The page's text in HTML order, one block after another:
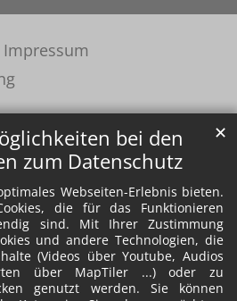
bei den
zum Datenschutz
Webseiten-Erlebnis bieten.
die für das Funktionieren
sind. Mit Ihrer Zustimmung
und andere Technologien, die
(Videos über Youtube, Audios
über MapTiler ...) oder zu
genutzt werden. Sie können
✕
Impressum